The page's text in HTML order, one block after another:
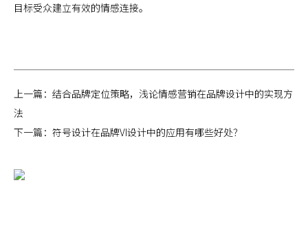
目标受众建立有效的情感连接。
上一篇： 结合品牌定位策略，浅论情感营销在品牌设计中的实现方
法
下一篇： 符号设计在品牌VI设计中的应用有哪些好处？